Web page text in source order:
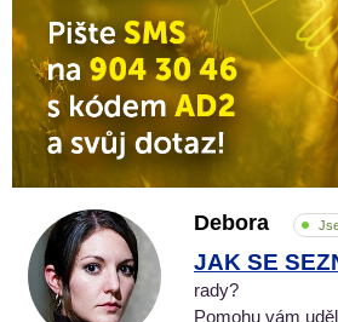
Debora
JAK SE
rady?
Pomohu vám